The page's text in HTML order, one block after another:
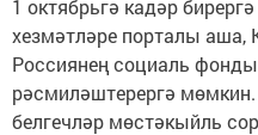
1 октябрьгә кадәр
хезмәтләре порталы аша,
Россиянең социаль
рәсмиләштерергә
белгечләр мөстәкыйль